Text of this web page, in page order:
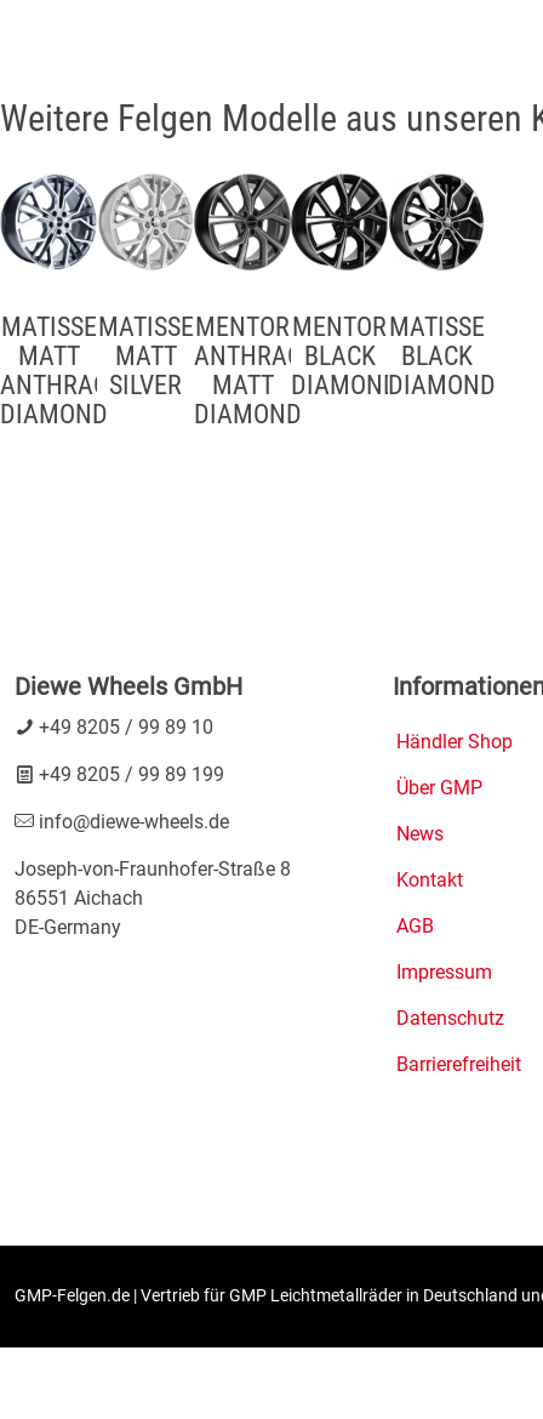
Weitere Felgen Modelle aus unseren
MATISSE
MATT
ANTHRACITE
DIAMOND
MATISSE
MATT
SILVER
MENTOR
ANTHRACITE
MATT
DIAMOND
MENTOR
BLACK
DIAMOND
MATISSE
BLACK
DIAMOND
Diewe Wheels GmbH
+49 8205 / 99 89 10
+49 8205 / 99 89 199
info@diewe-wheels.de
Joseph-von-Fraunhofer-Straße 8
86551 Aichach
DE-Germany
Händler Shop
Über GMP
News
Kontakt
AGB
Impressum
Datenschutz
Barrierefreiheit
GMP-Felgen.de | Vertrieb für GMP Leichtmetallräder in Deutschland